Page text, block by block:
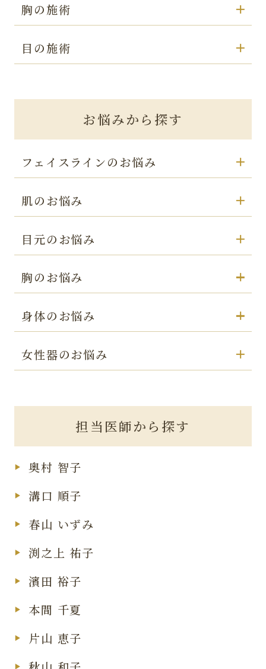
胸の施術
目の施術
お悩みから探す
フェイスラインのお悩み
肌のお悩み
目元のお悩み
胸のお悩み
身体のお悩み
女性器のお悩み
担当医師から探す
奥村 智子
溝口 順子
春山 いずみ
渕之上 祐子
濱田 裕子
本間 千夏
片山 恵子